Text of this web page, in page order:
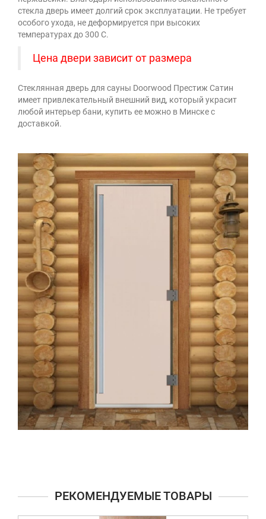
стекла дверь имеет долгий срок эксплуатации. Не требует
особого ухода, не деформируется при высоких
температурах до 300 С.
Цена двери зависит от размера
Стеклянная дверь для сауны Doorwood Престиж Сатин
имеет привлекательный внешний вид, который украсит
любой интерьер бани, купить ее можно в Минске с
доставкой.
РЕКОМЕНДУЕМЫЕ ТОВАРЫ